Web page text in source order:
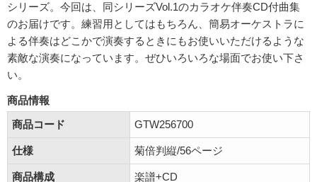
シリーズ。今回は、同シリーズVol.1のカラオケ伴奏CD付曲集
のお届けです。練習用としてはもちろん、簡易オーケストラに
よる伴奏はどこかで演奏するときにもお使いいただけるような
素敵な演奏になっています。ぜひいろいろな場面でお使い下さ
い。
商品情報
商品コード
GTW256700
仕様 菊倍判縦/56ページ
商品構成 楽譜+CD